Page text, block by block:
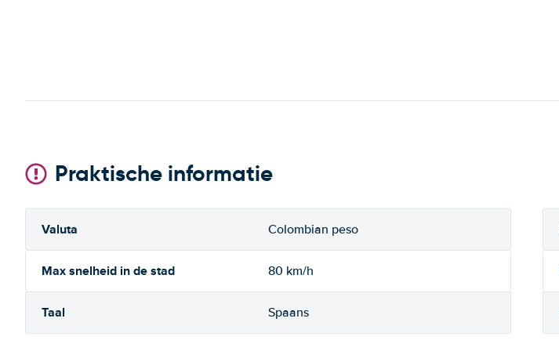
Praktische informatie
Valuta Colombian peso
Max snelheid in de stad 80 km/h
Taal Spaans